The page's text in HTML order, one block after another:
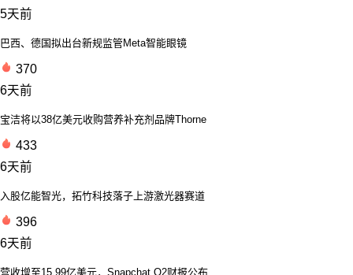
5天前
巴西、德国拟出台新规监管Meta智能眼镜
370
6天前
宝洁将以38亿美元收购营养补充剂品牌Thorne
433
6天前
入股亿能智光，拓竹科技落子上游激光器赛道
396
6天前
营收增至15.99亿美元，Snapchat Q2财报公布